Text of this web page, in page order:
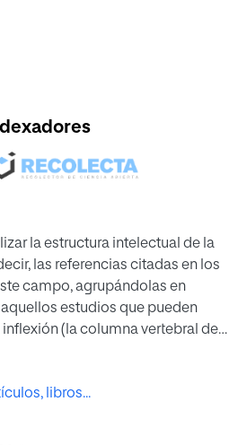
la estructura intelectual de la
las referencias citadas en los
campo, agrupándolas en
estudios que pueden
(la columna vertebral de
o artículos emergentes
alto número de citas en un corto
a cabo un análisis
libros...